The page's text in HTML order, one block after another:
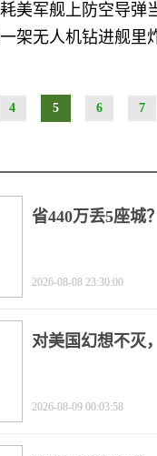
美军舰上防空导弹
架无人机钻进舰里
4 5 6 7
省440万丢5座城
2026-08-08 23:30:00
对美国幻想不灭
2026-08-09 00:03:58